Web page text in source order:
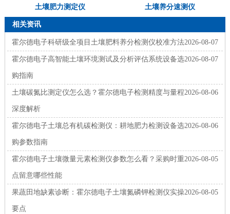
土壤肥力测定仪 土壤养分速测仪
相关资讯
2026-08-07
霍尔德电子科研级全项目土壤肥料养分检测仪校准方法
2026-08-07
霍尔德电子高智能土壤环境测试及分析评估系统设备选
购指南
2026-08-06
土壤碳氮比测定仪怎么选？霍尔德电子检测精度与量程
深度解析
2026-08-06
霍尔德电子土壤总有机碳检测仪：耕地肥力检测设备选
购参数指南
2026-08-05
霍尔德电子土壤微量元素检测仪参数怎么看？采购时重
点留意哪些性能
2026-08-05
果蔬田地缺素诊断：霍尔德电子土壤氮磷钾检测仪实操
要点